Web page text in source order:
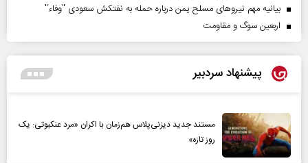
بیانیه مهم نیروهای مسلح یمن درباره حمله به نفتکش سعودی "وفاء"
اربعین سوگ و مقاومت
پیشنهاد سردبیر
مستند جدید دیزنی‌پلاس هم‌زمان با اکران «مرد عنکبوتی: یک
روز تازه»